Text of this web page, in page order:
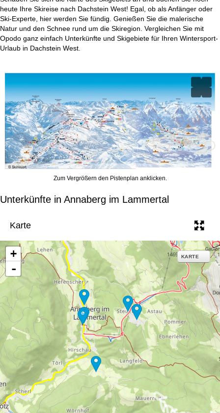
heute Ihre Skireise nach Dachstein West! Egal, ob als Anfänger oder
Ski-Experte, hier werden Sie fündig. Genießen Sie die malerische
Natur und den Schnee rund um die Skiregion. Vergleichen Sie mit
Opodo ganz einfach Unterkünfte und Skigebiete für Ihren Wintersport-
Urlaub in Dachstein West.
Zum Vergrößern den Pistenplan anklicken.
Unterkünfte in Annaberg im Lammertal
Karte
+
-
KARTE